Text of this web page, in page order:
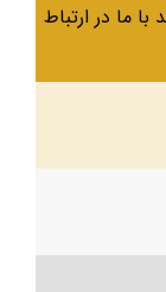
ما در ارتباط